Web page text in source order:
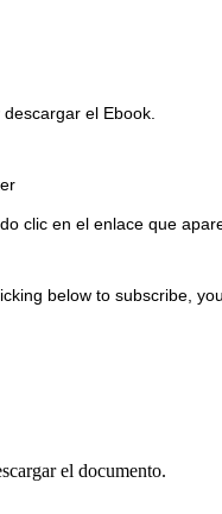
el Ebook.
clic en el enlace que
below to subscribe,
el documento.